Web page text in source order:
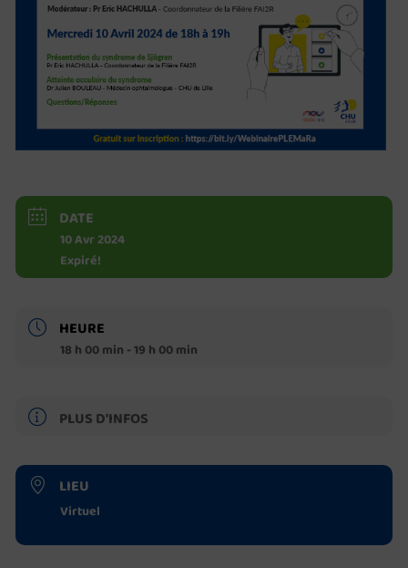
DATE
10 Avr 2024
Expiré!
HEURE
18 h 00 min - 19 h 00 min
PLUS D'INFOS
LIEU
Virtuel